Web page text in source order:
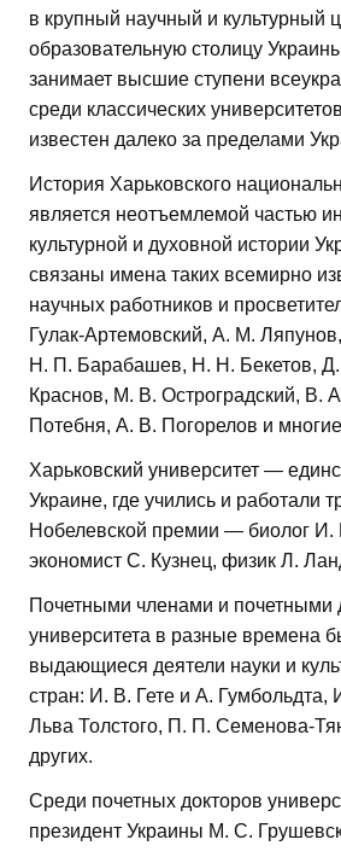
в крупный научный и культурный
образовательную столицу
занимает высшие ступени
среди классических
известен далеко за пределами
История Харьковского
является неотъемлемой частью
культурной и духовной истории
связаны имена таких всемирно
научных работников и
Гулак-Артемовский, А. М.
Н. П. Барабашев, Н. Н. Бекетов,
Краснов, М. В. Остроградский, В.
Потебня, А. В. Погорелов и
Харьковский университет —
Украине, где учились и работали
Нобелевской премии — биолог И.
экономист С. Кузнец, физик Л.
Почетными членами и почетными
университета в разные времена
выдающиеся деятели науки и
стран: И. В. Гете и А. Гумбольдта,
Льва Толстого, П. П. Семенова-
других.
Среди почетных докторов
президент Украины М. С.